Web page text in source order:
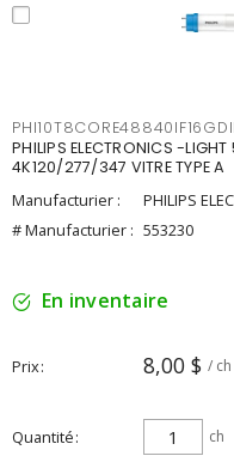
PHILIPS ELECTRONICS -
4K120/277/347 VITRE TYPE A
Manufacturier :
PHILIPS
# Manufacturier : 553230
En inventaire
Prix 8,00 $ / ch
Quantité ch